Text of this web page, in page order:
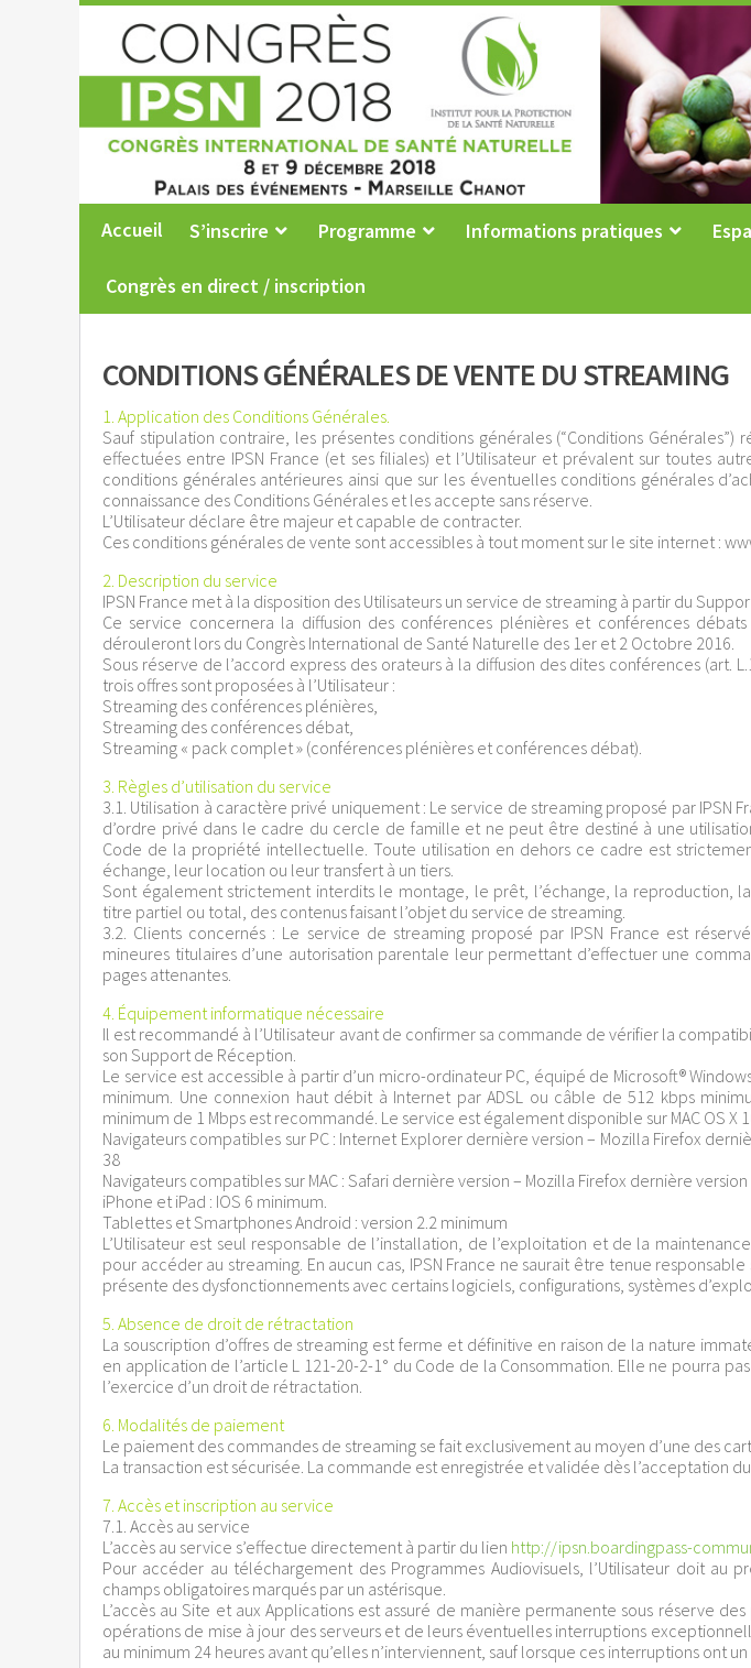
Accueil S’inscrire Programme Informations pratiques
Congrès en direct / inscription
CONDITIONS GÉNÉRALES DE VENTE DU STREAMING
1. Application des Conditions Générales.
Sauf stipulation contraire, les présentes conditions générales (“Conditions
effectuées entre IPSN France (et ses filiales) et l’Utilisateur et prévalent sur toutes
conditions générales antérieures ainsi que sur les éventuelles conditions générales
connaissance des Conditions Générales et les accepte sans réserve.
L’Utilisateur déclare être majeur et capable de contracter.
Ces conditions générales de vente sont accessibles à tout moment sur le site internet :
2. Description du service
IPSN France met à la disposition des Utilisateurs un service de streaming à partir du
Ce service concernera la diffusion des conférences plénières et conférences débats
dérouleront lors du Congrès International de Santé Naturelle des 1er et 2 Octobre 2016.
Sous réserve de l’accord express des orateurs à la diffusion des dites conférences (art.
trois offres sont proposées à l’Utilisateur :
Streaming des conférences plénières,
Streaming des conférences débat,
Streaming « pack complet » (conférences plénières et conférences débat).
3. Règles d’utilisation du service
3.1. Utilisation à caractère privé uniquement : Le service de streaming proposé par IPSN
d’ordre privé dans le cadre du cercle de famille et ne peut être destiné à une
Code de la propriété intellectuelle. Toute utilisation en dehors ce cadre est
échange, leur location ou leur transfert à un tiers.
Sont également strictement interdits le montage, le prêt, l’échange, la reproduction,
titre partiel ou total, des contenus faisant l’objet du service de streaming.
3.2. Clients concernés : Le service de streaming proposé par IPSN France est
mineures titulaires d’une autorisation parentale leur permettant d’effectuer une
pages attenantes.
4. Équipement informatique nécessaire
Il est recommandé à l’Utilisateur avant de confirmer sa commande de vérifier la
son Support de Réception.
Le service est accessible à partir d’un micro-ordinateur PC, équipé de Microsoft®
minimum. Une connexion haut débit à Internet par ADSL ou câble de 512 kbps
minimum de 1 Mbps est recommandé. Le service est également disponible sur MAC OS X
Navigateurs compatibles sur PC : Internet Explorer dernière version – Mozilla Firefox
38
Navigateurs compatibles sur MAC : Safari dernière version – Mozilla Firefox dernière version
iPhone et iPad : IOS 6 minimum.
Tablettes et Smartphones Android : version 2.2 minimum
L’Utilisateur est seul responsable de l’installation, de l’exploitation et de la
pour accéder au streaming. En aucun cas, IPSN France ne saurait être tenue
présente des dysfonctionnements avec certains logiciels, configurations, systèmes
5. Absence de droit de rétractation
La souscription d’offres de streaming est ferme et définitive en raison de la nature
en application de l’article L 121-20-2-1° du Code de la Consommation. Elle ne pourra
l’exercice d’un droit de rétractation.
6. Modalités de paiement
Le paiement des commandes de streaming se fait exclusivement au moyen d’une des
La transaction est sécurisée. La commande est enregistrée et validée dès l’acceptation
7. Accès et inscription au service
7.1. Accès au service
L’accès au service s’effectue directement à partir du lien http://ipsn.boardingpass-
Pour accéder au téléchargement des Programmes Audiovisuels, l’Utilisateur doit au
champs obligatoires marqués par un astérisque.
L’accès au Site et aux Applications est assuré de manière permanente sous réserve
opérations de mise à jour des serveurs et de leurs éventuelles interruptions
au minimum 24 heures avant qu’elles n’interviennent, sauf lorsque ces interruptions ont